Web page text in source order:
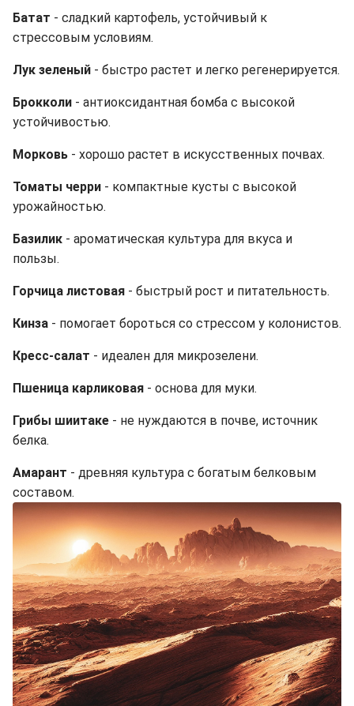
Батат - сладкий картофель, устойчивый к
стрессовым условиям.
Лук зеленый - быстро растет и легко регенерируется.
Брокколи - антиоксидантная бомба с высокой
устойчивостью.
Морковь - хорошо растет в искусственных почвах.
Томаты черри - компактные кусты с высокой
урожайностью.
Базилик - ароматическая культура для вкуса и
пользы.
Горчица листовая - быстрый рост и питательность.
Кинза - помогает бороться со стрессом у колонистов.
Кресс-салат - идеален для микрозелени.
Пшеница карликовая - основа для муки.
Грибы шиитаке - не нуждаются в почве, источник
белка.
Амарант - древняя культура с богатым белковым
составом.